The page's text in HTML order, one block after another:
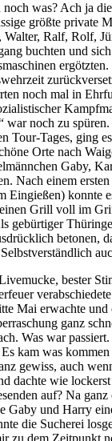
was? Ach ja
größte private
Ralf, Rolf,
buchten und
noch mal in
war noch zu
Tour-Tages, ging
Orte nach
Gaby,
Nach einem
Eingießen) konnte
Grill voll im
gebürtiger
betonen,
bester
Mai erwachte und
ganz
Was war
kam was
gewiss, auch
dachte wie
auf? Na ganz
Gaby und Harry
die Sucherei
zu dem Zeitpunkt